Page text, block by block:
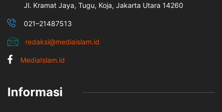
Jl. Kramat Jaya, Tugu, Koja, Jakarta Utara 14260
021–21487513
redaksi@mediaislam.id
MediaIslam.id
Informasi